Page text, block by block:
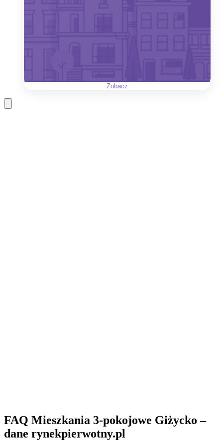
Zobacz
FAQ Mieszkania 3-pokojowe Giżycko –
dane rynekpierwotny.pl